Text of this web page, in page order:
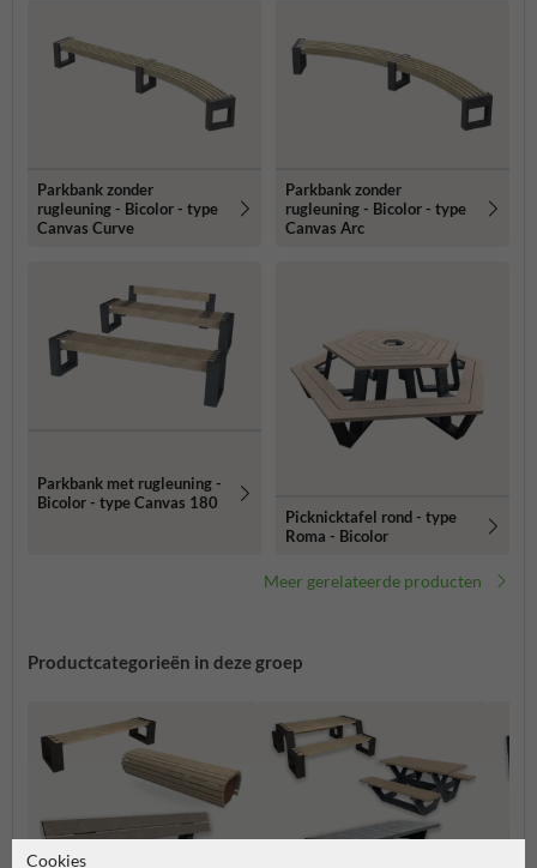
Parkbank zonder
rugleuning - Bicolor - type
Canvas Curve
Parkbank zonder
rugleuning - Bicolor - type
Canvas Arc
Parkbank met rugleuning -
Bicolor - type Canvas 180
Picknicktafel rond - type
Roma - Bicolor
Meer gerelateerde producten
Productcategorieën in deze groep
Cookies